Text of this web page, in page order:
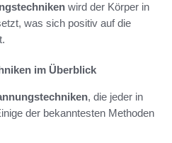
wird der Körper in
was sich positiv auf die
im Überblick
, die jeder in
der bekanntesten Methoden